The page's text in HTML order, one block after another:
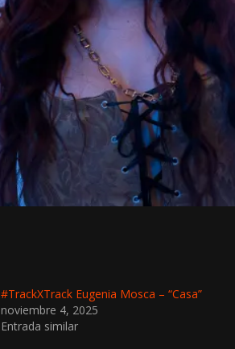
#TrackXTrack Eugenia Mosca – “Casa”
noviembre 4, 2025
Entrada similar